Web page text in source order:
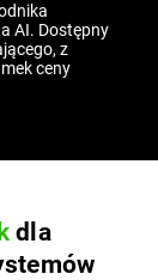
AI. Dostępny
z
ceny
dla